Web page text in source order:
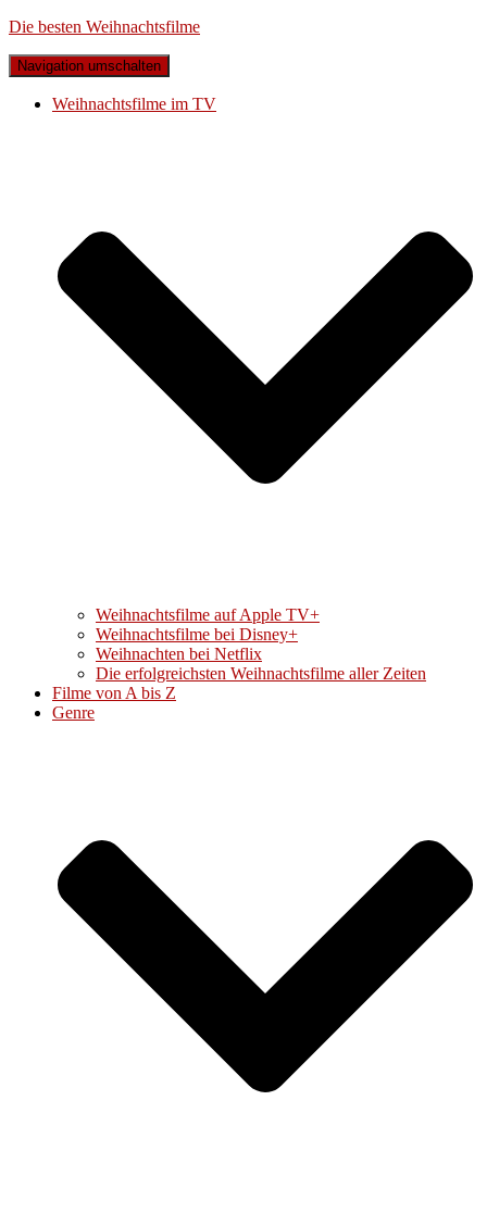
Die besten Weihnachtsfilme
Navigation umschalten
Weihnachtsfilme im TV
Weihnachtsfilme auf Apple TV+
Weihnachtsfilme bei Disney+
Weihnachten bei Netflix
Die erfolgreichsten Weihnachtsfilme aller Zeiten
Filme von A bis Z
Genre